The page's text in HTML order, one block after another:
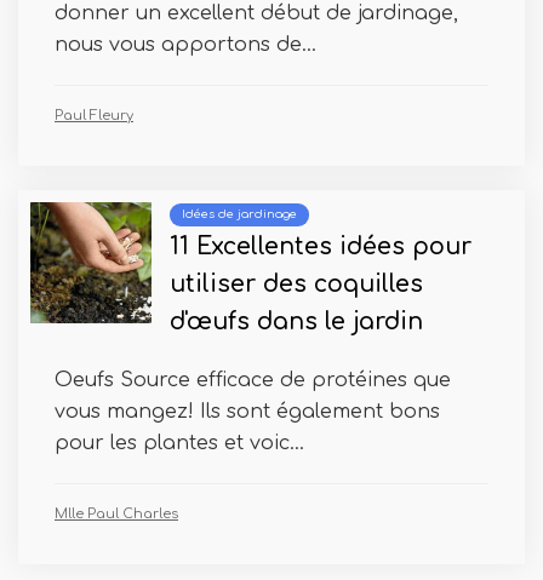
donner un excellent début de jardinage,
nous vous apportons de...
Paul Fleury
Idées de jardinage
11 Excellentes idées pour
utiliser des coquilles
d'œufs dans le jardin
Oeufs Source efficace de protéines que
vous mangez! Ils sont également bons
pour les plantes et voic...
Mlle Paul Charles